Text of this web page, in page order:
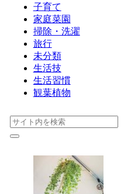
子育て
家庭菜園
掃除・洗濯
旅行
未分類
生活技
生活習慣
観葉植物